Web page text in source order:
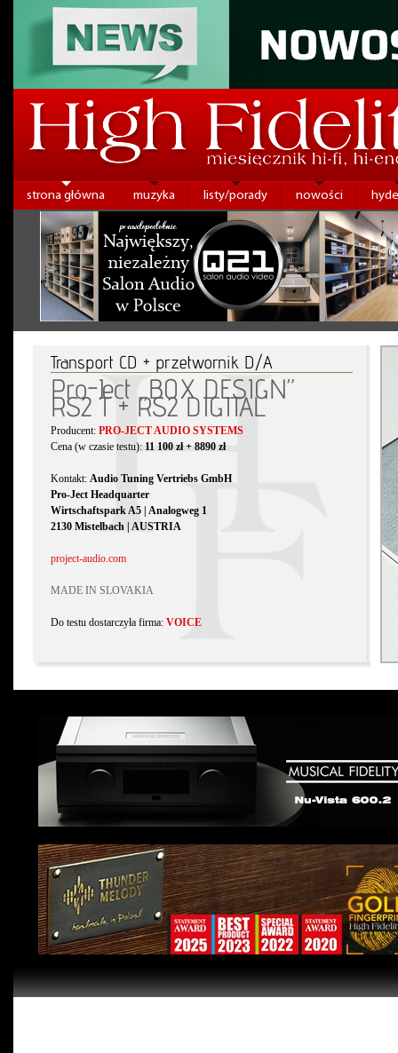
strona główna muzyka listy/porady nowości
Transport CD + przetwornik D/A
Pro-Ject „BOX DESIGN”
RS2 T + RS2 DIGITAL
Producent: PRO-JECT AUDIO SYSTEMS
Cena (w czasie testu): 11 100 zł + 8890 zł
Kontakt: Audio Tuning Vertriebs GmbH
Pro-Ject Headquarter
Wirtschaftspark A5 | Analogweg 1
2130 Mistelbach | AUSTRIA
project-audio.com
MADE IN SLOVAKIA
Do testu dostarczyła firma: VOICE